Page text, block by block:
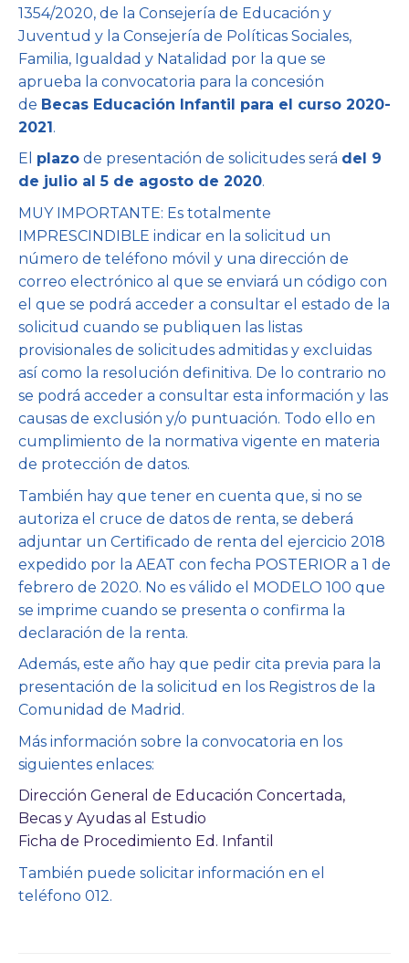
1354/2020, de la Consejería de Educación y
Juventud y la Consejería de Políticas Sociales,
Familia, Igualdad y Natalidad por la que se
aprueba la convocatoria para la concesión
de Becas Educación Infantil para el curso 2020-
2021.
El plazo de presentación de solicitudes será del 9
de julio al 5 de agosto de 2020.
MUY IMPORTANTE: Es totalmente
IMPRESCINDIBLE indicar en la solicitud un
número de teléfono móvil y una dirección de
correo electrónico al que se enviará un código con
el que se podrá acceder a consultar el estado de la
solicitud cuando se publiquen las listas
provisionales de solicitudes admitidas y excluidas
así como la resolución definitiva. De lo contrario no
se podrá acceder a consultar esta información y las
causas de exclusión y/o puntuación. Todo ello en
cumplimiento de la normativa vigente en materia
de protección de datos.
También hay que tener en cuenta que, si no se
autoriza el cruce de datos de renta, se deberá
adjuntar un Certificado de renta del ejercicio 2018
expedido por la AEAT con fecha POSTERIOR a 1 de
febrero de 2020. No es válido el MODELO 100 que
se imprime cuando se presenta o confirma la
declaración de la renta.
Además, este año hay que pedir cita previa para la
presentación de la solicitud en los Registros de la
Comunidad de Madrid.
Más información sobre la convocatoria en los
siguientes enlaces:
Dirección General de Educación Concertada,
Becas y Ayudas al Estudio
Ficha de Procedimiento Ed. Infantil
También puede solicitar información en el
teléfono 012.